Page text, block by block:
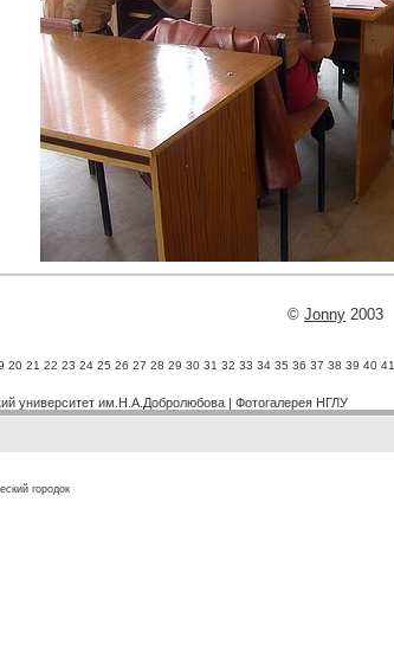
© Jonny 2003
20 21 22 23 24 25 26 27 28 29 30 31 32 33 34 35 36 37 38 39 40 41
университет им.Н.А.Добролюбова | Фотогалерея НГЛУ
городок